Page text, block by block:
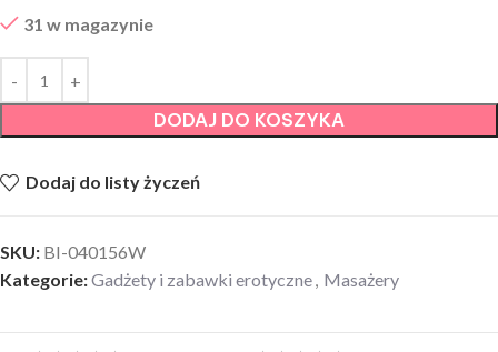
31 w magazynie
DODAJ DO KOSZYKA
Dodaj do listy życzeń
SKU: BI-040156W
Kategorie:Gadżety i zabawki erotyczne, Masażery